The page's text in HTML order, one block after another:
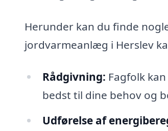
Herunder kan du finde
jordvarmeanlæg i Herslev
Rådgivning: Fagfolk
bedst til dine behov og
Udførelse af